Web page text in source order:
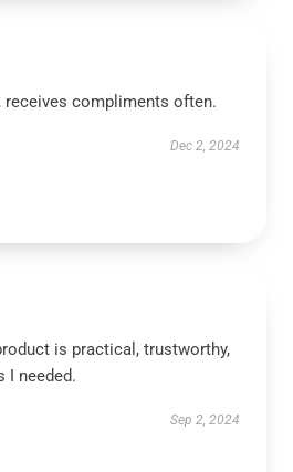
receives compliments often.
Dec 2, 2024
is practical, trustworthy,
I needed.
Sep 2, 2024